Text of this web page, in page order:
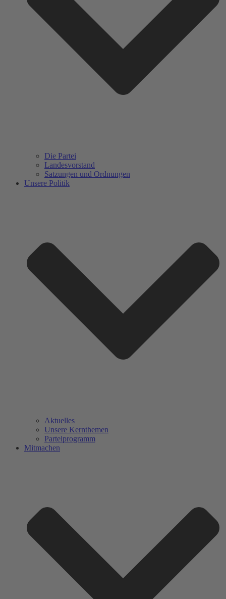
Die Partei
Landesvorstand
Satzungen und Ordnungen
Unsere Politik
Aktuelles
Unsere Kernthemen
Parteiprogramm
Mitmachen